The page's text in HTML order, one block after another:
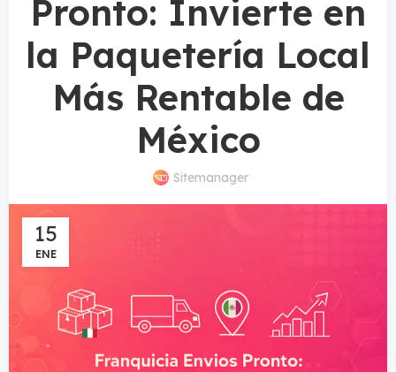
Pronto: Invierte en
la Paquetería Local
Más Rentable de
México
Sitemanager
15
ENE